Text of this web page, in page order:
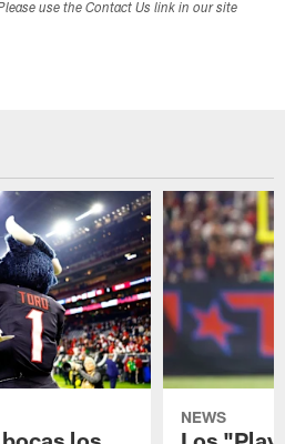
use the Contact Us link in our site
NEWS